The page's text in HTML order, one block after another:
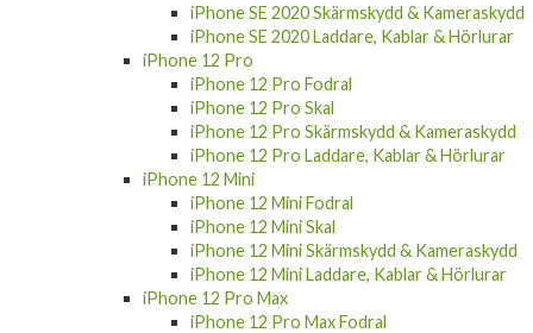
iPhone SE 2020 Skärmskydd & Kameraskydd
iPhone SE 2020 Laddare, Kablar & Hörlurar
iPhone 12 Pro
iPhone 12 Pro Fodral
iPhone 12 Pro Skal
iPhone 12 Pro Skärmskydd & Kameraskydd
iPhone 12 Pro Laddare, Kablar & Hörlurar
iPhone 12 Mini
iPhone 12 Mini Fodral
iPhone 12 Mini Skal
iPhone 12 Mini Skärmskydd & Kameraskydd
iPhone 12 Mini Laddare, Kablar & Hörlurar
iPhone 12 Pro Max
iPhone 12 Pro Max Fodral